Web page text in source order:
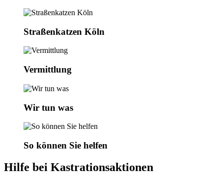
Straßenkatzen Köln
Vermittlung
Wir tun was
So können Sie helfen
Hilfe bei Kastrationsaktionen